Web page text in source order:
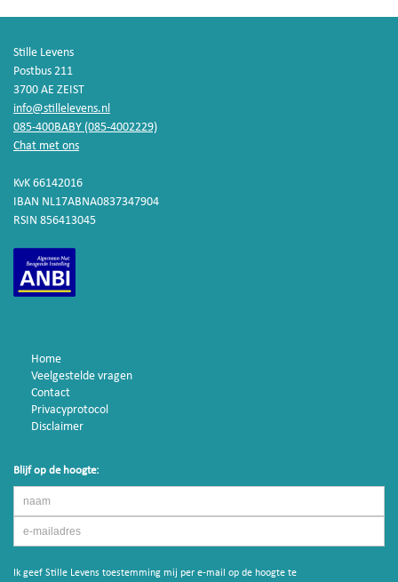
Stille Levens
Postbus 211
3700 AE ZEIST
info@stillelevens.nl
085-400BABY (085-4002229)
Chat met ons
KvK 66142016
IBAN NL17ABNA0837347904
RSIN 856413045
Home
Veelgestelde vragen
Contact
Privacyprotocol
Disclaimer
Blijf op de hoogte:
Ik geef Stille Levens toestemming mij per e-mail op de hoogte te